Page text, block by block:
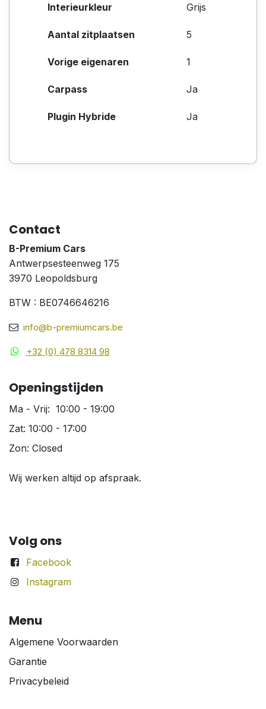
Interieurkleur Grijs
Aantal zitplaatsen 5
Vorige eigenaren 1
Carpass Ja
Plugin Hybride Ja
Contact
B-Premium Cars
Antwerpsesteenweg 175
3970 Leopoldsburg
BTW : BE0746646216
info@b-premiumcars.be
+32 (0) 478 8314 98
Openingstijden
Ma - Vrij: 10:00 - 19:00
Zat: 10:00 - 17:00
Zon: Closed
Wij werken altijd op afspraak.
Volg ons
Facebook
Instagram
Menu
Algemene Voorwaarden
Garantie
Privacybeleid